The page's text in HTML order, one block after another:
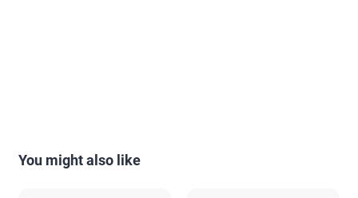
You might also like